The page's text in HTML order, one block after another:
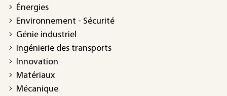
Énergies
Environnement - Sécurité
Génie industriel
Ingénierie des transports
Innovation
Matériaux
Mécanique